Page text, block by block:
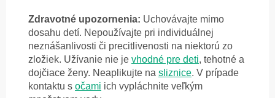
Zdravotné upozornenia: Uchovávajte mimo
dosahu detí. Nepoužívajte pri individuálnej
neznášanlivosti či precitlivenosti na niektorú zo
zložiek. Užívanie nie je vhodné pre deti, tehotné a
dojčiace ženy. Neaplikujte na sliznice. V prípade
kontaktu s očami ich vypláchnite veľkým